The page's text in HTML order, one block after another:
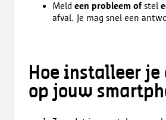
Meld een probleem ofstel
afval. Je mag snel een
Hoe installeer je
op jouw